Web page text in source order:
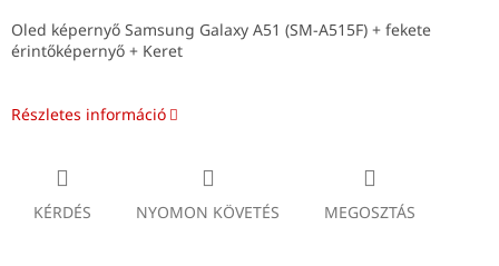
Oled képernyő Samsung Galaxy A51 (SM-A515F) + fekete
érintőképernyő + Keret
Részletes információ
KÉRDÉS NYOMON KÖVETÉS MEGOSZTÁS